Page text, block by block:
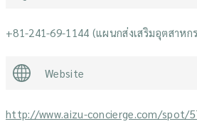
+81-241-69-1144 (แผนกส่งเสริมอุตสาหก
Website
http://www.aizu-concierge.com/spot/